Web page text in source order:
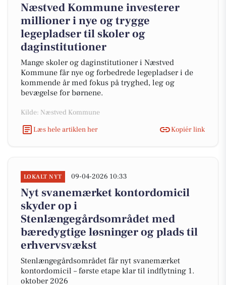
Næstved Kommune investerer
millioner i nye og trygge
legepladser til skoler og
daginstitutioner
Mange skoler og daginstitutioner i Næstved
Kommune får nye og forbedrede legepladser i de
kommende år med fokus på tryghed, leg og
bevægelse for børnene.
Kilde: Næstved Kommune
Læs hele artiklen her
Kopiér link
LOKALT NYT 09-04-2026 10:33
Nyt svanemærket kontordomicil
skyder op i
Stenlængegårdsområdet med
bæredygtige løsninger og plads til
erhvervsvækst
Stenlængegårdsområdet får nyt svanemærket
kontordomicil – første etape klar til indflytning 1.
oktober 2026